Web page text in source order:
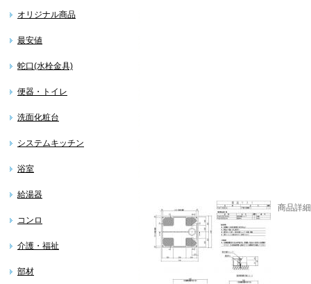
オリジナル商品
最安値
蛇口(水栓金具)
便器・トイレ
洗面化粧台
システムキッチン
浴室
給湯器
コンロ
介護・福祉
部材
商品詳